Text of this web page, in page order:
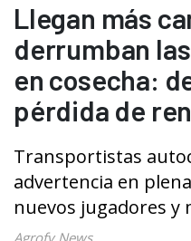
Llegan más
derrumban
en cosecha:
pérdida de
Transportistas
advertencia en
nuevos jugadores y